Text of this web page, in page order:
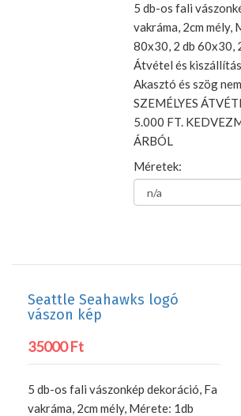
5 db-os fali
vakráma, 2cm mély,
80x30, 2 db 60x30,
Átvétel és
Akasztó és szög
SZEMÉLYES
5.000 FT.
ÁRBÓL
Méretek:
Seattle Seahawks logó
vászon kép
35000 Ft
5 db-os fali vászonkép dekoráció, Fa
vakráma, 2cm mély, Mérete: 1db